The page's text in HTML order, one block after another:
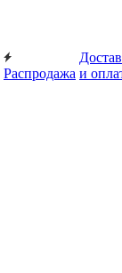
Распродажа и